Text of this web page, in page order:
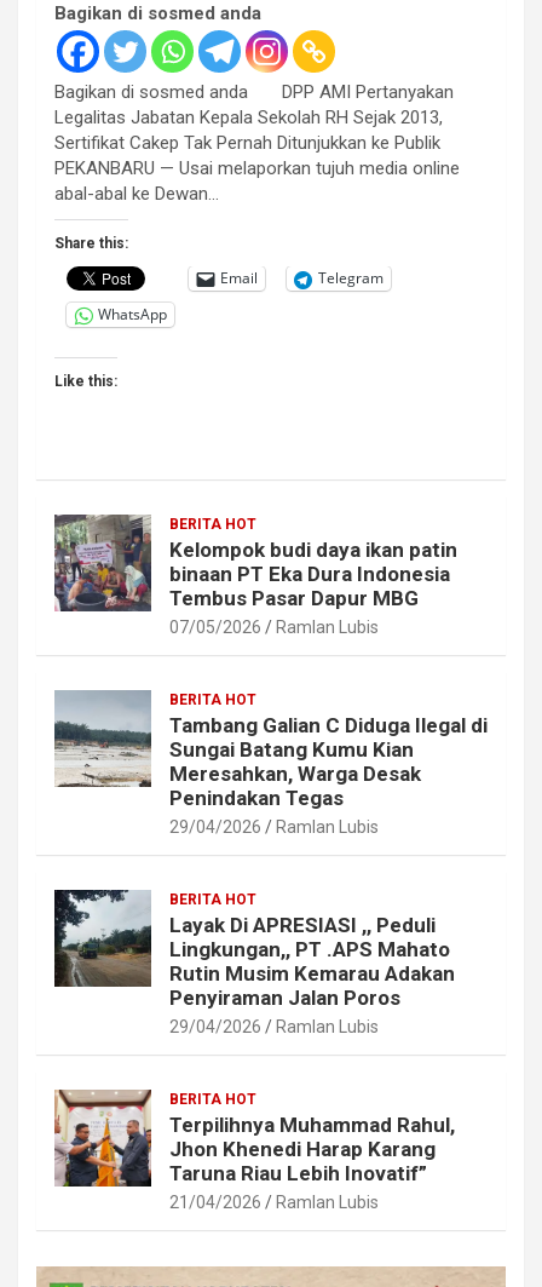
Bagikan di sosmed anda
Bagikan di sosmed anda DPP AMI Pertanyakan
Legalitas Jabatan Kepala Sekolah RH Sejak 2013,
Sertifikat Cakep Tak Pernah Ditunjukkan ke Publik
PEKANBARU — Usai melaporkan tujuh media online
abal-abal ke Dewan…
Share this:
Email
Telegram
WhatsApp
Like this:
BERITA HOT
Kelompok budi daya ikan patin
binaan PT Eka Dura Indonesia
Tembus Pasar Dapur MBG
07/05/2026 Ramlan Lubis
BERITA HOT
Tambang Galian C Diduga Ilegal di
Sungai Batang Kumu Kian
Meresahkan, Warga Desak
Penindakan Tegas
29/04/2026 Ramlan Lubis
BERITA HOT
Layak Di APRESIASI ,, Peduli
Lingkungan,, PT .APS Mahato
Rutin Musim Kemarau Adakan
Penyiraman Jalan Poros
29/04/2026 Ramlan Lubis
BERITA HOT
Terpilihnya Muhammad Rahul,
Jhon Khenedi Harap Karang
Taruna Riau Lebih Inovatif”
21/04/2026 Ramlan Lubis